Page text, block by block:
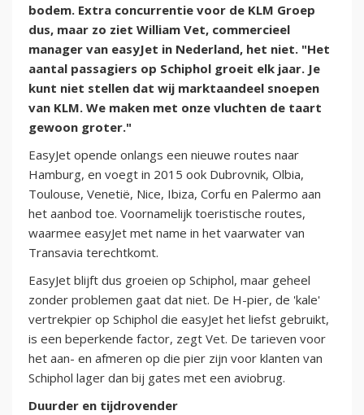
bodem. Extra concurrentie voor de KLM Groep
dus, maar zo ziet William Vet, commercieel
manager van easyJet in Nederland, het niet. "Het
aantal passagiers op Schiphol groeit elk jaar. Je
kunt niet stellen dat wij marktaandeel snoepen
van KLM. We maken met onze vluchten de taart
gewoon groter."
EasyJet opende onlangs een nieuwe routes naar
Hamburg, en voegt in 2015 ook Dubrovnik, Olbia,
Toulouse, Venetië, Nice, Ibiza, Corfu en Palermo aan
het aanbod toe. Voornamelijk toeristische routes,
waarmee easyJet met name in het vaarwater van
Transavia terechtkomt.
EasyJet blijft dus groeien op Schiphol, maar geheel
zonder problemen gaat dat niet. De H-pier, de 'kale'
vertrekpier op Schiphol die easyJet het liefst gebruikt,
is een beperkende factor, zegt Vet. De tarieven voor
het aan- en afmeren op die pier zijn voor klanten van
Schiphol lager dan bij gates met een aviobrug.
Duurder en tijdrovender